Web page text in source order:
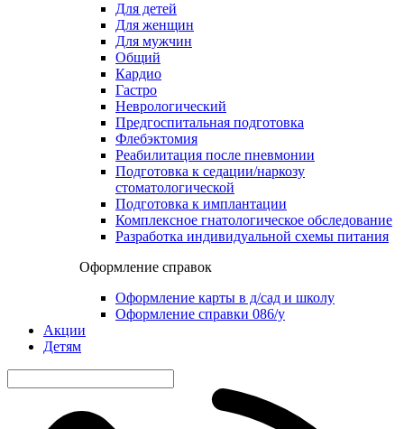
Для детей
Для женщин
Для мужчин
Общий
Кардио
Гастро
Неврологический
Предгоспитальная подготовка
Флебэктомия
Реабилитация после пневмонии
Подготовка к седации/наркозу
стоматологической
Подготовка к имплантации
Комплексное гнатологическое обследование
Разработка индивидуальной схемы питания
Оформление справок
Оформление карты в д/сад и школу
Оформление справки 086/у
Акции
Детям